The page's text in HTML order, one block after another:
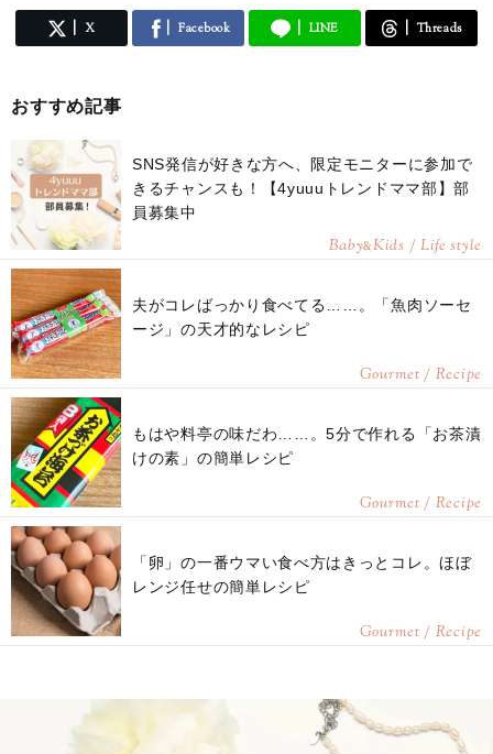
X Facebook LINE Threads
おすすめ記事
SNS発信が好きな方へ、限定モニターに参加で
きるチャンスも！【4yuuuトレンドママ部】部
員募集中
Baby&Kids / Life style
夫がコレばっかり食べてる……。「魚肉ソーセ
ージ」の天才的なレシピ
Gourmet / Recipe
もはや料亭の味だわ……。5分で作れる「お茶漬
けの素」の簡単レシピ
Gourmet / Recipe
「卵」の一番ウマい食べ方はきっとコレ。ほぼ
レンジ任せの簡単レシピ
Gourmet / Recipe